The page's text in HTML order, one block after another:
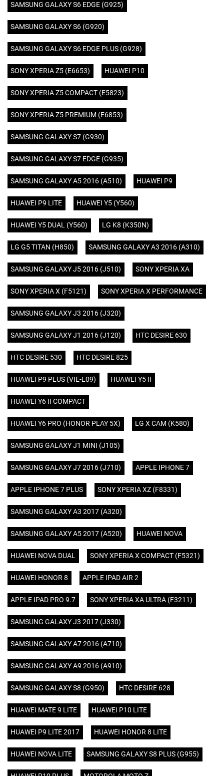
SAMSUNG GALAXY S6 EDGE (G925)
SAMSUNG GALAXY S6 (G920)
SAMSUNG GALAXY S6 EDGE PLUS (G928)
SONY XPERIA Z5 (E6653) HUAWEI P10
SONY XPERIA Z5 COMPACT (E5823)
SONY XPERIA Z5 PREMIUM (E6853)
SAMSUNG GALAXY S7 (G930)
SAMSUNG GALAXY S7 EDGE (G935)
SAMSUNG GALAXY A5 2016 (A510) HUAWEI P9
HUAWEI P9 LITE HUAWEI Y5 (Y560)
HUAWEI Y5 DUAL (Y560) LG K8 (K350N)
LG G5 TITAN (H850) SAMSUNG GALAXY A3 2016 (A310)
SAMSUNG GALAXY J5 2016 (J510) SONY XPERIA XA
SONY XPERIA X (F5121) SONY XPERIA X PERFORMANCE
SAMSUNG GALAXY J3 2016 (J320)
SAMSUNG GALAXY J1 2016 (J120) HTC DESIRE 630
HTC DESIRE 530 HTC DESIRE 825
HUAWEI P9 PLUS (VIE-L09) HUAWEI Y5 II
HUAWEI Y6 II COMPACT
HUAWEI Y6 PRO (HONOR PLAY 5X) LG X CAM (K580)
SAMSUNG GALAXY J1 MINI (J105)
SAMSUNG GALAXY J7 2016 (J710) APPLE IPHONE 7
APPLE IPHONE 7 PLUS SONY XPERIA XZ (F8331)
SAMSUNG GALAXY A3 2017 (A320)
SAMSUNG GALAXY A5 2017 (A520) HUAWEI NOVA
HUAWEI NOVA DUAL SONY XPERIA X COMPACT (F5321)
HUAWEI HONOR 8 APPLE IPAD AIR 2
APPLE IPAD PRO 9.7 SONY XPERIA XA ULTRA (F3211)
SAMSUNG GALAXY J3 2017 (J330)
SAMSUNG GALAXY A7 2016 (A710)
SAMSUNG GALAXY A9 2016 (A910)
SAMSUNG GALAXY S8 (G950) HTC DESIRE 628
HUAWEI MATE 9 LITE HUAWEI P10 LITE
HUAWEI P9 LITE 2017 HUAWEI HONOR 8 LITE
HUAWEI NOVA LITE SAMSUNG GALAXY S8 PLUS (G955)